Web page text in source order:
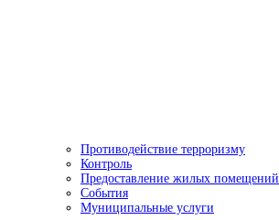
Противодействие терроризму
Контроль
Предоставление жилых помещений
События
Муниципальные услуги